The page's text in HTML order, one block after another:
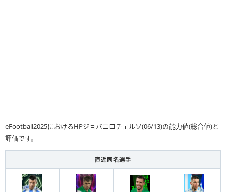
eFootball2025におけるHPジョバニロチェルソ(06/13)の能力値(総合値)と
評価です。
直近同名選手